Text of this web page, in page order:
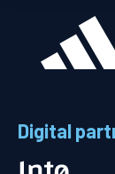
Digital